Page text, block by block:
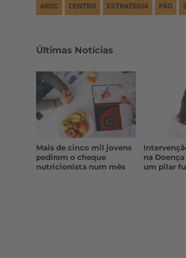
ARSC CENTRO ESTRATEGIA PÃO
Últimas Notícias
Mais de cinco mil jovens
pediram o cheque
nutricionista num mês
na
um pilar